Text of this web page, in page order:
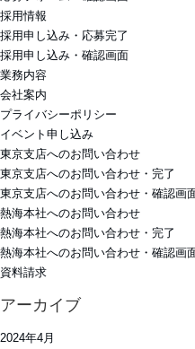
採用情報
採用申し込み・応募完了
採用申し込み・確認画面
業務内容
会社案内
プライバシーポリシー
イベント申し込み
東京支店へのお問い合わせ
東京支店へのお問い合わせ・完了
東京支店へのお問い合わせ・確認画
熱海本社へのお問い合わせ
熱海本社へのお問い合わせ・完了
熱海本社へのお問い合わせ・確認画
資料請求
アーカイブ
2024年4月